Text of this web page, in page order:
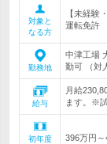
対象と
なる方
【未経験
運転免許
勤務地
中津工場
勤可 （対
給与
月給
ます。※
初年度
396万円～